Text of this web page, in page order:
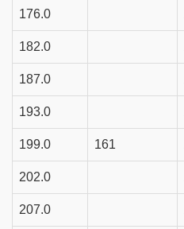
176.0
182.0
187.0
193.0
199.0 161
202.0
207.0